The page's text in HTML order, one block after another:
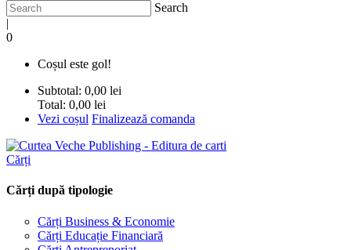
Search
|
0
Coșul este gol!
Subtotal: 0,00 lei
Total: 0,00 lei
Vezi coșul Finalizează comanda
Cărți
Cărți după tipologie
Cărți Business & Economie
Cărți Educație Financiară